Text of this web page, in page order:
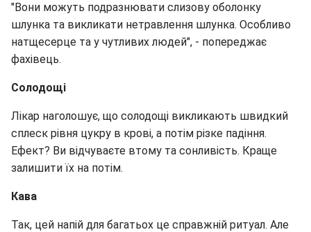
"Вони можуть подразнювати слизову оболонку
шлунка та викликати нетравлення шлунка. Особливо
натщесерце та у чутливих людей", - попереджає
фахівець.
Солодощі
Лікар наголошує, що солодощі викликають швидкий
сплеск рівня цукру в крові, а потім різке падіння.
Ефект? Ви відчуваєте втому та сонливість. Краще
залишити їх на потім.
Кава
Так, цей напій для багатьох це справжній ритуал. Але